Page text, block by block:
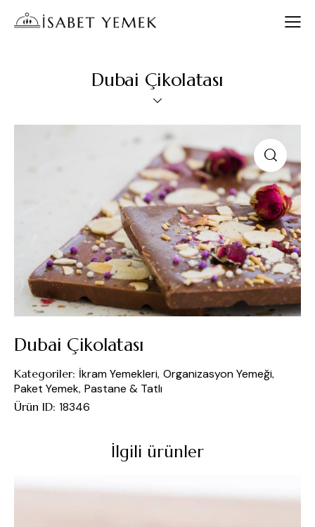
Dubai Çikolatası
Dubai Çikolatası
Kategoriler: İkram Yemekleri, Organizasyon Yemeği,
Paket Yemek, Pastane & Tatlı
Ürün ID: 18346
İlgili ürünler